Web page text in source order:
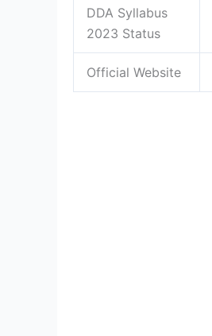
DDA Syllabus
2023 Status
Official Website